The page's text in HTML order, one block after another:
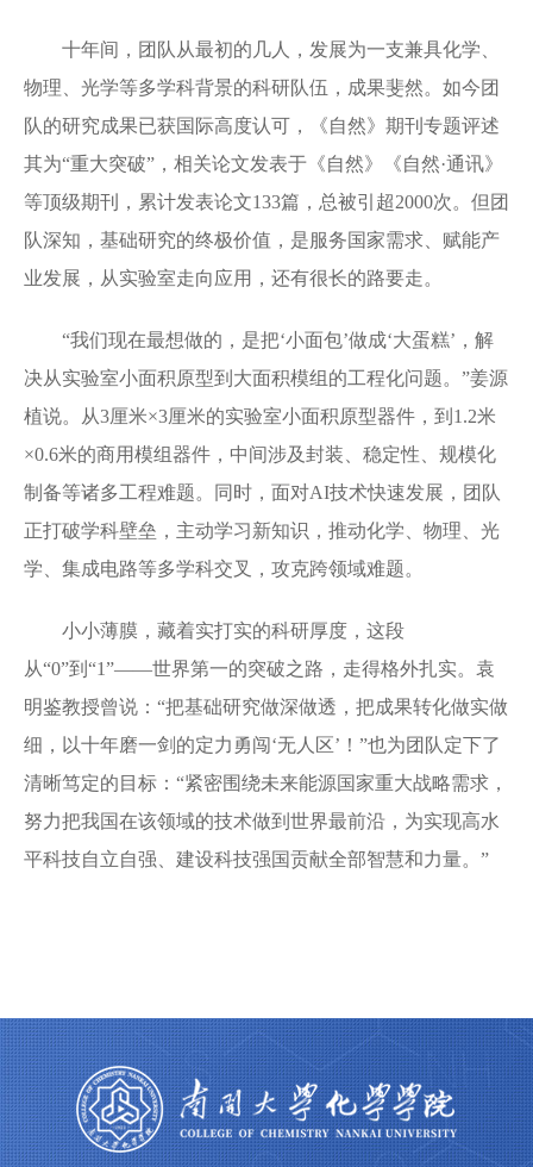
十年间，团队从最初的几人，发展为一支兼具化学、
物理、光学等多学科背景的科研队伍，成果斐然。如今团
队的研究成果已获国际高度认可，《自然》期刊专题评述
其为“重大突破”，相关论文发表于《自然》《自然·通讯》
等顶级期刊，累计发表论文133篇，总被引超2000次。但团
队深知，基础研究的终极价值，是服务国家需求、赋能产
业发展，从实验室走向应用，还有很长的路要走。
“我们现在最想做的，是把‘小面包’做成‘大蛋糕’，解
决从实验室小面积原型到大面积模组的工程化问题。”姜源
植说。从3厘米×3厘米的实验室小面积原型器件，到1.2米
×0.6米的商用模组器件，中间涉及封装、稳定性、规模化
制备等诸多工程难题。同时，面对AI技术快速发展，团队
正打破学科壁垒，主动学习新知识，推动化学、物理、光
学、集成电路等多学科交叉，攻克跨领域难题。
小小薄膜，藏着实打实的科研厚度，这段
从“0”到“1”——世界第一的突破之路，走得格外扎实。袁
明鉴教授曾说：“把基础研究做深做透，把成果转化做实做
细，以十年磨一剑的定力勇闯‘无人区’！”也为团队定下了
清晰笃定的目标：“紧密围绕未来能源国家重大战略需求，
努力把我国在该领域的技术做到世界最前沿，为实现高水
平科技自立自强、建设科技强国贡献全部智慧和力量。”